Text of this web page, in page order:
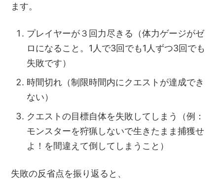
ます。
プレイヤーが３回力尽きる（体力ゲージがゼ
ロになること。1人で3回でも1人ずつ3回でも
失敗です）
時間切れ（制限時間内にクエストが達成でき
ない）
クエストの目標自体を失敗してしまう（例：
モンスターを狩猟しないで生きたまま捕獲せ
よ！を間違えて倒してしまうこと）
失敗の反省点を振り返ると、